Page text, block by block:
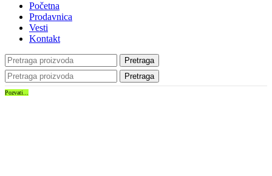
Početna
Prodavnica
Vesti
Kontakt
Pretraga
Pretraga
Pozvati...